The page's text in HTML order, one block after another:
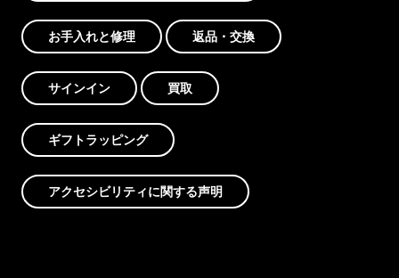
お手入れと修理 返品・交換
サインイン 買取
ギフトラッピング
アクセシビリティに関する声明